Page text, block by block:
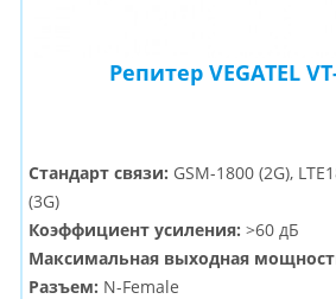
Репитер VEGATEL
Стандарт связи: GSM-1800 (2G),
(3G)
Коэффициент усиления: >60 дБ
Максимальная выходная
Разъем: N-Female